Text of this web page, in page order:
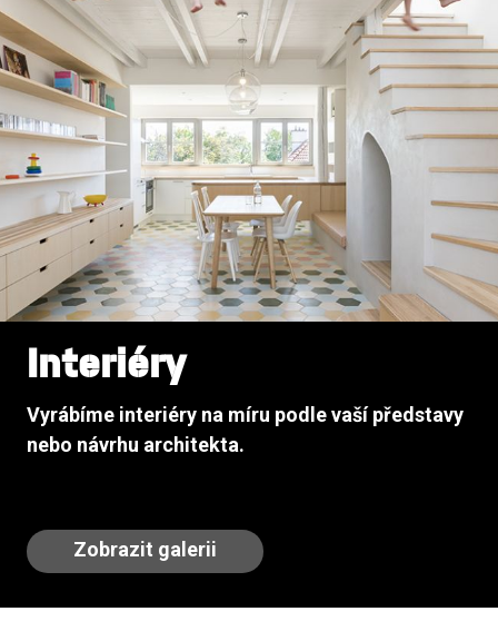
Interiéry
Vyrábíme interiéry na míru podle vaší představy
nebo návrhu architekta.
Zobrazit galerii